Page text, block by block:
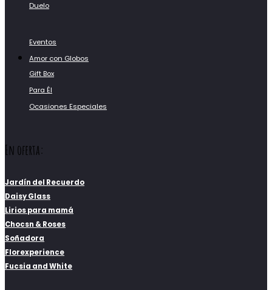
Duelo
Eventos
Amor con Globos
Gift Box
Para Él
Ocasiones Especiales
En oferta:
Jardín del Recuerdo
Daisy Glass
Lirios para mamá
Chocsn & Roses
Soñadora
Florexperience
Fucsia and White